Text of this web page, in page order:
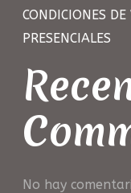
CONDICIONES
PRESENCIALES
No hay